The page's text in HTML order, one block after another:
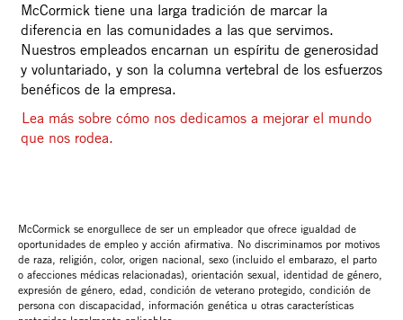
McCormick tiene una larga tradición de marcar la
diferencia en las comunidades a las que servimos.
Nuestros empleados encarnan un espíritu de generosidad
y voluntariado, y son la columna vertebral de los esfuerzos
benéficos de la empresa.
Lea más sobre cómo nos dedicamos a mejorar el mundo
que nos rodea.
McCormick se enorgullece de ser un empleador que ofrece igualdad de
oportunidades de empleo y acción afirmativa. No discriminamos por motivos
de raza, religión, color, origen nacional, sexo (incluido el embarazo, el parto
o afecciones médicas relacionadas), orientación sexual, identidad de género,
expresión de género, edad, condición de veterano protegido, condición de
persona con discapacidad, información genética u otras características